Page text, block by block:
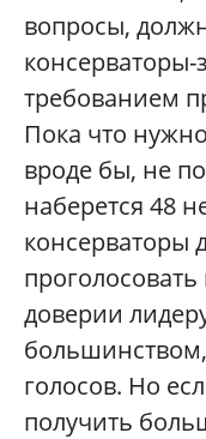
вопросы,
консерваторы-
требованием
Пока что
вроде бы, не
наберется 48
консерваторы
доверии
большинством,
голосов. Но
получить